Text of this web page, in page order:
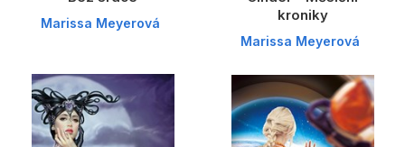
Kuchařky
Poezie
Populárně - naučná pro dospělé
Marissa Meyerová
kroniky
Marissa Meyerová